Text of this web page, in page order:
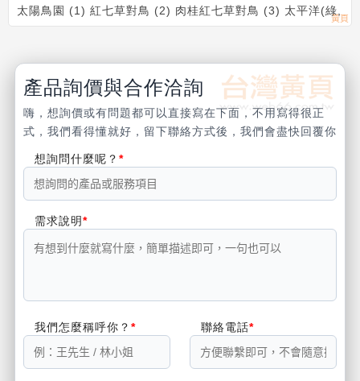
太陽鳥園 (1) 紅七草對鳥 (2) 肉桂紅七草對鳥 (3) 太平洋(綠,
產品詢價與合作洽詢
嗨，想詢價或有問題都可以直接寫在下面，不用寫得很正
式，我們看得懂就好，留下聯絡方式後，我們會盡快回覆你
想詢問什麼呢？
需求說明
我們怎麼稱呼你？ 聯絡電話